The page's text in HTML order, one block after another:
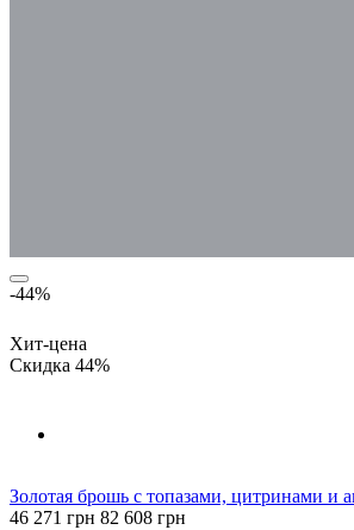
-44%
Хит-цена
Скидка 44%
Золотая брошь с топазами, цитринами и
46 271 грн 82 608 грн